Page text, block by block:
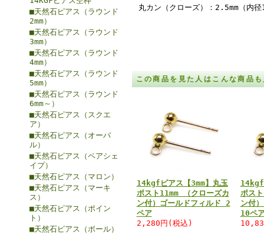
■天然石ピアス（ラウンド
2mm）
■天然石ピアス（ラウンド
3mm）
■天然石ピアス（ラウンド
4mm）
■天然石ピアス（ラウンド
5mm）
■天然石ピアス（ラウンド
6mm～）
■天然石ピアス（スクエ
ア）
■天然石ピアス（オーバ
ル）
■天然石ピアス（ペアシェ
イプ）
■天然石ピアス（マロン）
■天然石ピアス（マーキ
ス）
■天然石ピアス（ポイン
ト）
■天然石ピアス（ボール）
丸カン（クローズ）：2.5mm（内径
この商品を見た人はこんな商品
14kgfピアス【3mm】丸玉
ポスト11mm （クローズカ
ン付）ゴールドフィルド 2
ペア
2,280円(税込)
14kgf
ポス
ン付
10ペ